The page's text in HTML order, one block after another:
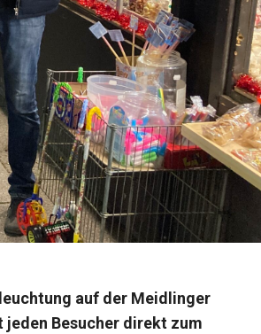
auf der Meidlinger
Besucher direkt zum